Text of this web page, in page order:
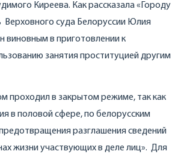
Киреева. Как рассказала «Городу
Верховного суда Белоруссии Юлия
виновным в приготовлении к
занятия проституцией другим
проходил в закрытом режиме, так как
в половой сфере, по белорусским
разглашения сведений
жизни участвующих в деле лиц». Для